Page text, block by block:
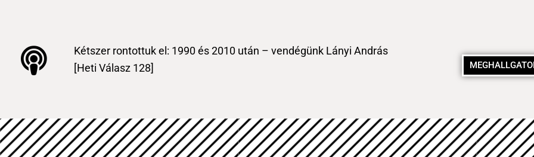
Kétszer rontottuk el: 1990 és 2010 után – vendégünk Lányi András
[Heti Válasz 128]